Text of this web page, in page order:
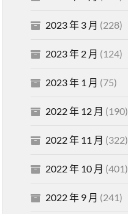
2023 年 3 月 (228)
2023 年 2 月 (124)
2023 年 1 月 (75)
2022 年 12 月 (190)
2022 年 11 月 (322)
2022 年 10 月 (401)
2022 年 9 月 (241)